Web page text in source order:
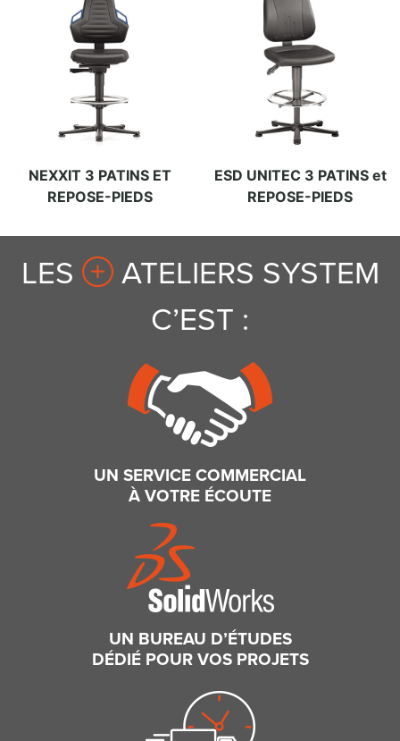
NEXXIT 3 PATINS ET
REPOSE-PIEDS
ESD UNITEC 3 PATINS et
REPOSE-PIEDS
LES
ATELIERS SYSTEM
C’EST :
UN SERVICE COMMERCIAL
À VOTRE ÉCOUTE
UN BUREAU D’ÉTUDES
DÉDIÉ POUR VOS PROJETS